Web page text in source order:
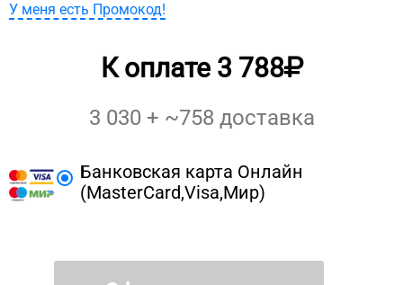
У меня есть Промокод!
К оплате 3 788
3 030 + ~758 доставка
Банковская карта Онлайн
(MasterCard,Visa,Мир)